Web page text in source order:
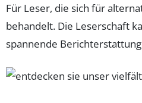
Für Leser, die sich für
behandelt. Die Leserschaft
spannende